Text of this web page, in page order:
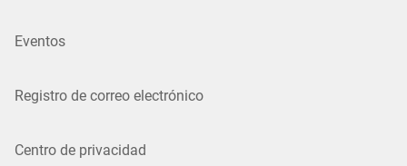
Eventos
Registro de correo electrónico
Centro de privacidad